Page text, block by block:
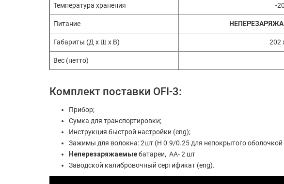
Температура хранения -
Питание
Габариты (Д х Ш х В) 202
Вес (нетто)
Комплект поставки OFI-3:
Прибор;
Сумка для транспортировки;
Инструкция быстрой настройки (eng);
Зажимы для волокна: 2шт (H 0.9/0.25 для непокрытого оболочкой
Неперезаряжаемыебатареи, АА- 2 шт
Заводской калибровочный сертификат (eng).